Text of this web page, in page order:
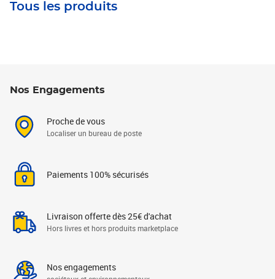
Tous les produits
Nos Engagements
Proche de vous
Localiser un bureau de poste
Paiements 100% sécurisés
Livraison offerte dès 25€ d'achat
Hors livres et hors produits marketplace
Nos engagements